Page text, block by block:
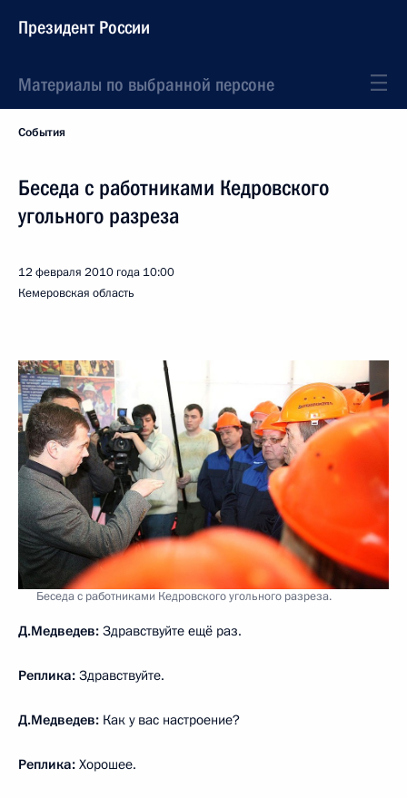
Президент России
Материалы по выбранной персоне
События
Беседа с работниками Кедровского
угольного разреза
12 февраля 2010 года 10:00
Кемеровская область
Беседа с работниками Кедровского угольного разреза.
Д.Медведев: Здравствуйте ещё раз.
Реплика: Здравствуйте.
Д.Медведев: Как у вас настроение?
Реплика: Хорошее.